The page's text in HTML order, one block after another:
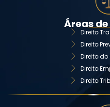
Áreas
Direito
Direito
Direito
Direito
Direito